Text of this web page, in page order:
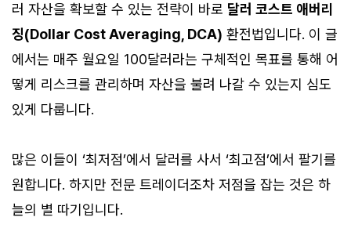
러 자산을 확보할 수 있는 전략이 바로 달러 코스트 애버리
징(Dollar Cost Averaging, DCA) 환전법입니다. 이 글
에서는 매주 월요일 100달러라는 구체적인 목표를 통해 어
떻게 리스크를 관리하며 자산을 불려 나갈 수 있는지 심도
있게 다룹니다.
많은 이들이 ‘최저점’에서 달러를 사서 ‘최고점’에서 팔기를
원합니다. 하지만 전문 트레이더조차 저점을 잡는 것은 하
늘의 별 따기입니다.